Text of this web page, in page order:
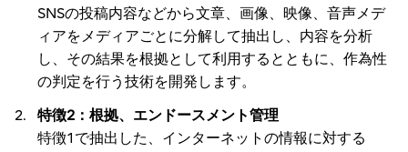
SNSの投稿内容などから文章、画像、映像、音声メデ
ィアをメディアごとに分解して抽出し、内容を分析
し、その結果を根拠として利用するとともに、作為性
の判定を行う技術を開発します。
特徴2：根拠、エンドースメント管理
特徴1で抽出した、インターネットの情報に対する